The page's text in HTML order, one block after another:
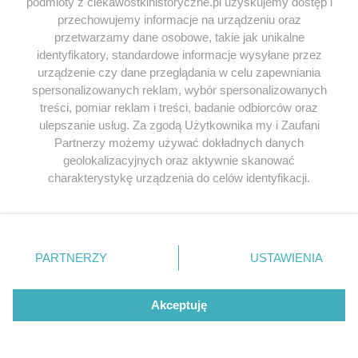
Wskutek tego co wymieniłem Niemcy nawet gdyby
chciały zaatakować ZSRR to na pewno by były
znacząco osłabione o ile by były w stanie.
Odpowiedz
Jeśli chcesz zgłosićliterówkę lub błąd ortograficzny
kliknij TUTAJ.
najlepszych cenach
powstała we współpracy z Lubimyczytac.pl, największą społecznością
miłośników literatury w Polsce – dzięki temu możesz wybierać spośród
przechowujemy informacje na urządzeniu oraz
przetwarzamy dane osobowe, takie jak unikalne
identyfikatory, standardowe informacje wysyłane przez
urządzenie czy dane przeglądania w celu zapewniania
spersonalizowanych reklam, wybór spersonalizowanych
treści, pomiar reklam i treści, badanie odbiorców oraz
ulepszanie usług. Za zgodą Użytkownika my i Zaufani
Partnerzy możemy używać dokładnych danych
geolokalizacyjnych oraz aktywnie skanować
charakterystykę urządzenia do celów identyfikacji.
zmienić/wycofać klikając przycisk ustawień prywatności
znajdujący się w lewym dolnym rogu strony
. Niektóre
użytkownika, ale masz prawo sprzeciwić się takiemu
przetwarzaniu. Preferencje będą miały zastosowania tylko
PARTNERZY USTAWIENIA
Akceptuję